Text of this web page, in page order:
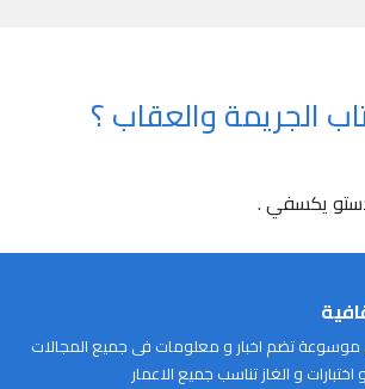
الجريمة والعقاب ؟
يكسفي .
تضم اخبار و معلومات فى جميع المجالات
و الغاز تناسب جميع الاعمار